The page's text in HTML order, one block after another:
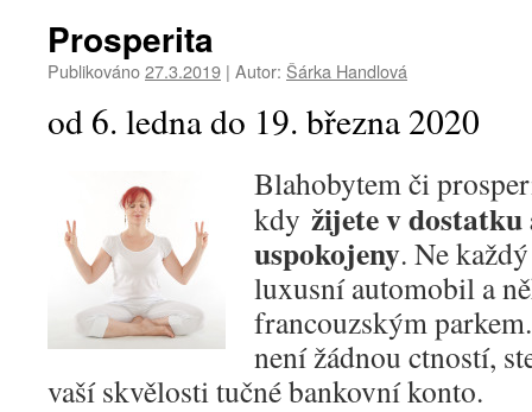
Prosperita
Publikováno27.3.2019 | Autor: Šárka Handlová
od 6. ledna do 19. března 2020
Blahobytem či
kdy žijete v dostatku
uspokojeny. Ne
luxusní automobil a
francouzským
není žádnou ctností,
vaší skvělosti tučné bankovní konto.